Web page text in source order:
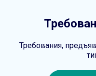
Требования,